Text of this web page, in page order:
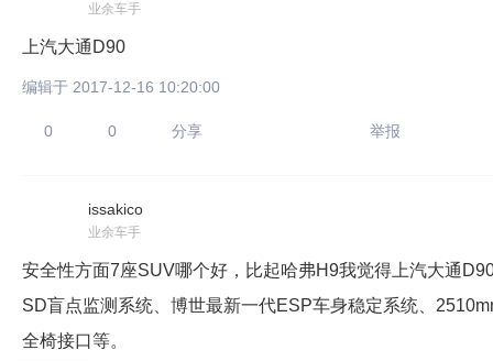
业余车手
上汽大通D90
编辑于 2017-12-16 10:20:00
0 0 分享 举报
issakico
业余车手
安全性方面7座SUV哪个好，比起哈弗H9我觉得上汽大通
SD盲点监测系统、博世最新一代ESP车身稳定系统、
全椅接口等。